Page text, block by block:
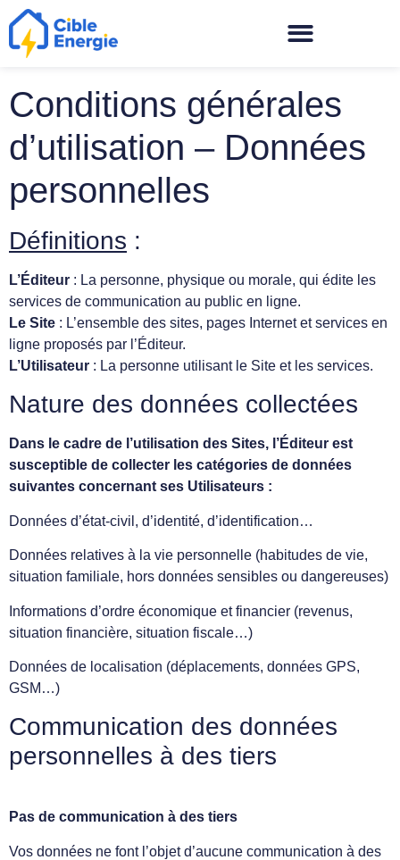
Conditions générales
d’utilisation – Données
personnelles
Définitions :
L’Éditeur : La personne, physique ou morale, qui édite les
services de communication au public en ligne.
Le Site : L’ensemble des sites, pages Internet et services en
ligne proposés par l’Éditeur.
L’Utilisateur : La personne utilisant le Site et les services.
Nature des données collectées
Dans le cadre de l’utilisation des Sites, l’Éditeur est
susceptible de collecter les catégories de données
suivantes concernant ses Utilisateurs :
Données d’état-civil, d’identité, d’identification…
Données relatives à la vie personnelle (habitudes de vie,
situation familiale, hors données sensibles ou dangereuses)
Informations d’ordre économique et financier (revenus,
situation financière, situation fiscale…)
Données de localisation (déplacements, données GPS,
GSM…)
Communication des données
personnelles à des tiers
Pas de communication à des tiers
Vos données ne font l’objet d’aucune communication à des